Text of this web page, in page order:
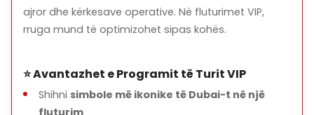
ajror dhe kërkesave operative. Në fluturimet VIP,
rruga mund të optimizohet sipas kohës.
⭐ Avantazhet e Programit të Turit VIP
Shihni simbole më ikonike të Dubai-t në një
fluturim